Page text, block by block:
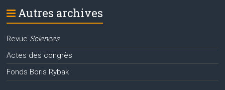
Autres archives
Revue Sciences
Actes des congrès
Fonds Boris Rybak